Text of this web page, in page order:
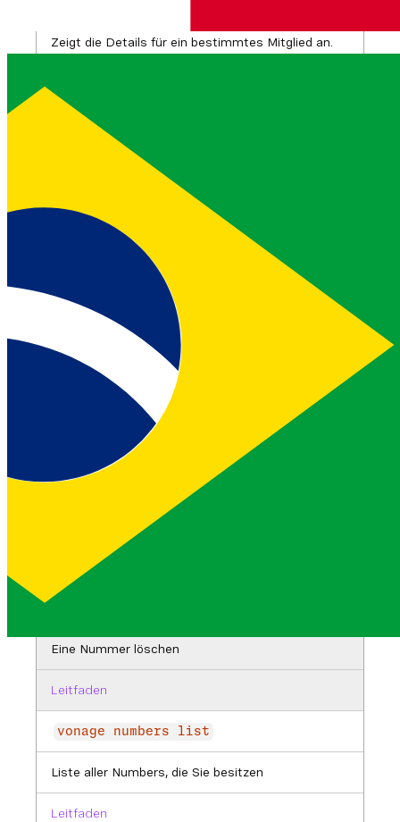
Zeigt die Details für ein bestimmtes Mitglied an.
vonage members update <conversation-
id> <member-id>
Aktualisieren Sie den Status eines Mitglieds.
Leitfaden
Zweck
Mehr Informationen
vonage numbers buy <country>
<msisdn>
Eine Nummer kaufen
vonage numbers cancel <country>
Eine Nummer löschen
Leitfaden
vonage numbers list
Liste aller Numbers, die Sie besitzen
Leitfaden